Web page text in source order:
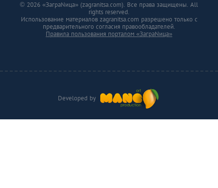
Developed by
© 2026 «ЗаграNица» (zagranitsa.com). Все права защищены. All
rights reserved.
Использование материалов zagranitsa.com разрешено только с
предварительного согласия правообладателей.
Правила пользования порталом «ЗаграNица»